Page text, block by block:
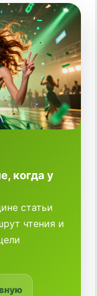
когда у
статьи
чтения и